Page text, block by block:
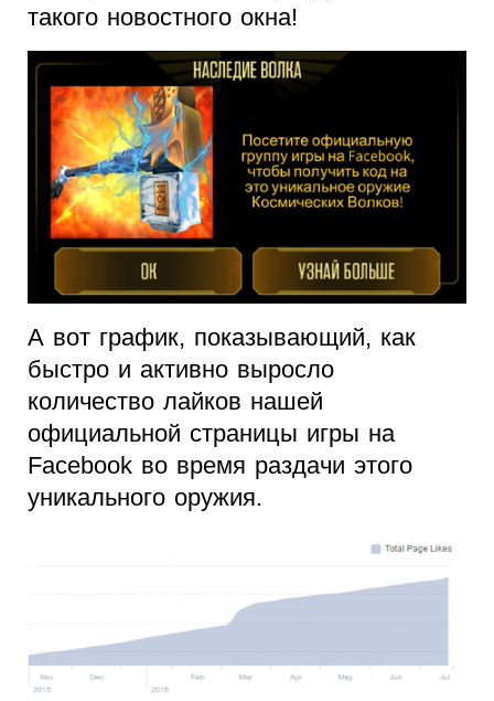
такого новостного окна!
А вот график, показывающий, как
быстро и активно выросло
количество лайков нашей
официальной страницы игры на
Facebook во время раздачи этого
уникального оружия.